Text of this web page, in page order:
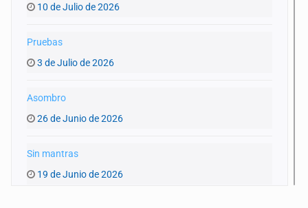
10 de Julio de 2026
Pruebas
3 de Julio de 2026
Asombro
26 de Junio de 2026
Sin mantras
19 de Junio de 2026